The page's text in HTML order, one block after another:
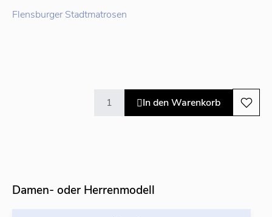
Flensburger Stadtmatrosen
In den Warenkorb
Damen- oder Herrenmodell